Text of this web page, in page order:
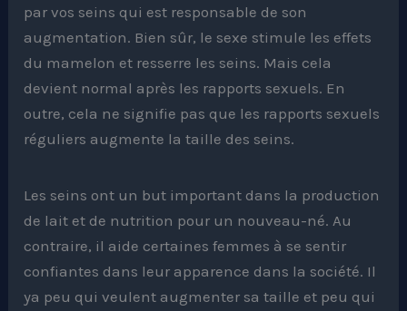
par vos seins qui est responsable de son
augmentation. Bien sûr, le sexe stimule les effets
du mamelon et resserre les seins. Mais cela
devient normal après les rapports sexuels. En
outre, cela ne signifie pas que les rapports sexuels
réguliers augmente la taille des seins.
Les seins ont un but important dans la production
de lait et de nutrition pour un nouveau-né. Au
contraire, il aide certaines femmes à se sentir
confiantes dans leur apparence dans la société. Il
ya peu qui veulent augmenter sa taille et peu qui